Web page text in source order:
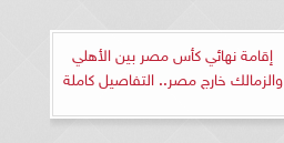
إقامة نهائي كأس مصر بين الأهلي
والزمالك خارج مصر.. التفاصيل كاملة